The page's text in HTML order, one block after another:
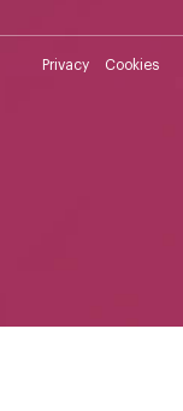
Privacy Cookies